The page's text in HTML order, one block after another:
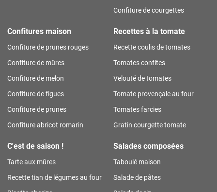
Confiture de courgettes
Confitures maison
Confiture de prunes rouges
Confiture de mûres
Confiture de melon
Confiture de figues
Confiture de prunes
Confiture abricot romarin
Recettes à la tomate
Recette coulis de tomates
Tomates confites
Velouté de tomates
Tomate provençale au four
Tomates farcies
Gratin courgette tomate
C'est de saison !
Tarte aux mûres
Recette tian de légumes au four
Salades composées
Taboulé maison
Salade de pâtes